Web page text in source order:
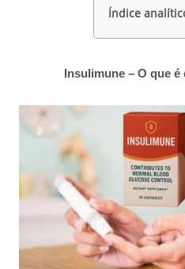
Índice
Insulimune – O que